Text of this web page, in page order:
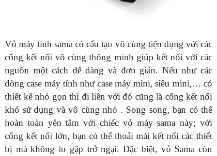
Vỏ máy tính sama có cấu tạo vô cùng tiện dụng với các
cổng kết nối vô cùng thông minh giúp kết nối với các
nguồn một cách dễ dàng và đơn giản. Nếu như các
dòng case máy tính như case máy mini, siêu mini,… có
thiết kế nhỏ gọn thì đi liền với đó cũng là cổng kết nối
khó sử dụng và vô cùng nhỏ . Song song, bạn có thể
hoàn toàn yên tâm với chiếc vỏ máy sama này; với
cổng kết nối lớn, bạn có thể thoải mái kết nối các thiết
bị mà không lo gặp trở ngại. Đặc biệt, vỏ Sama còn